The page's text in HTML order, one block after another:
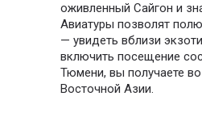
оживленный Сайгон и
Авиатуры позволят
— увидеть вблизи
включить посещение
Тюмени, вы получаете
Восточной Азии.